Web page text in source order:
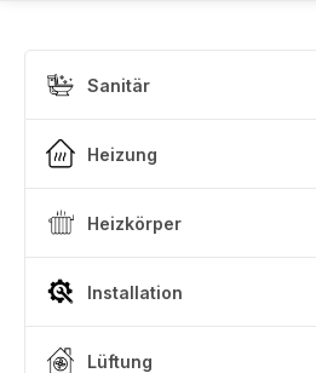
Sanitär
Heizung
Heizkörper
Installation
Lüftung